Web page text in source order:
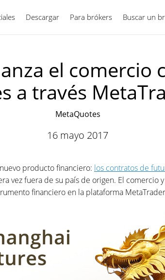
Descargar Para brókers Buscar un
Español
el comercio
a través
MetaQuotes
16 mayo 2017
producto financiero: los contratos de
fuera de su país de origen. El comercio
financiero en la plataforma